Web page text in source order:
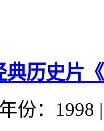
典历史片
份：1998 |